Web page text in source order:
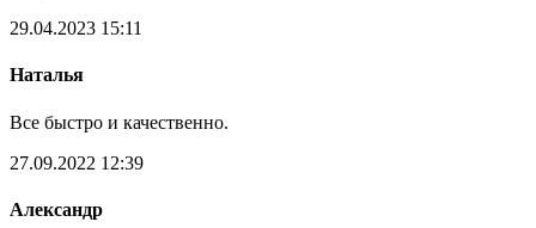
29.04.2023 15:11
Наталья
Все быстро и качественно.
27.09.2022 12:39
Александр